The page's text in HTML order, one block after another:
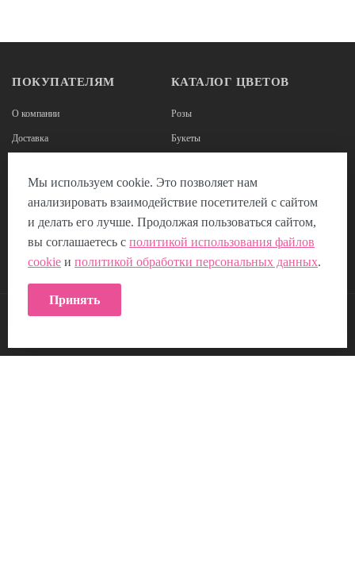
ПОКУПАТЕЛЯМ
О компании
Доставка
Наши реквизиты
Политика использования Cookie
КАТАЛОГ ЦВЕТОВ
Розы
Букеты
Цветы в коробках
Мы используем cookie. Это позволяет нам
анализировать взаимодействие посетителей с сайтом
и делать его лучше. Продолжая пользоваться сайтом,
вы соглашаетесь с политикой использования файлов
cookie и политикой обработки персональных данных.
Принять